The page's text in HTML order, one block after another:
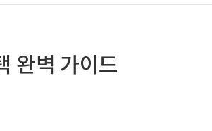
완벽 가이드